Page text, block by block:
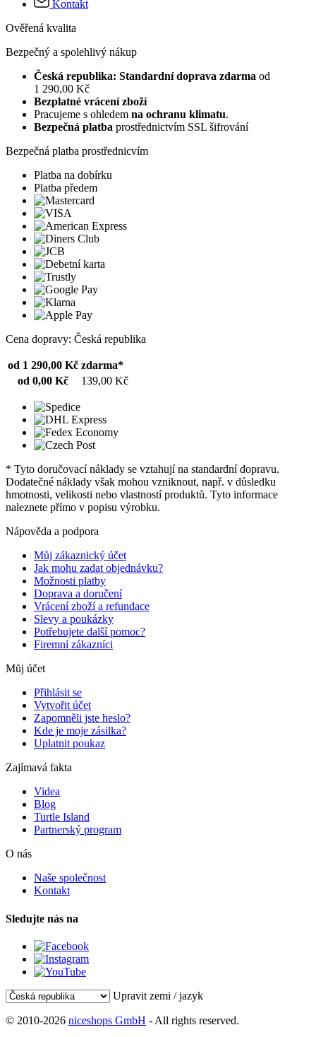
Kontakt
Ověřená kvalita
Bezpečný a spolehlivý nákup
Česká republika: Standardní doprava zdarma od
1 290,00 Kč
Bezplatné vrácení zboží
Pracujeme s ohledem na ochranu klimatu.
Bezpečná platba prostřednictvím SSL šifrování
Bezpečná platba prostřednicvím
Platba na dobírku
Platba předem
Cena dopravy: Česká republika
od 1 290,00 Kč zdarma*
od 0,00 Kč
139,00 Kč
* Tyto doručovací náklady se vztahují na standardní dopravu.
Dodatečné náklady však mohou vzniknout, např. v důsledku
hmotnosti, velikosti nebo vlastností produktů. Tyto informace
naleznete přímo v popisu výrobku.
Nápověda a podpora
Můj zákaznický účet
Jak mohu zadat objednávku?
Možnosti platby
Doprava a doručení
Vrácení zboží a refundace
Slevy a poukázky
Potřebujete další pomoc?
Firemní zákazníci
Můj účet
Přihlásit se
Vytvořit účet
Zapomněli jste heslo?
Kde je moje zásilka?
Uplatnit poukaz
Zajímavá fakta
Videa
Blog
Turtle Island
Partnerský program
O nás
Naše společnost
Kontakt
Sledujte nás na
Upravit zemi / jazyk
© 2010-2026 niceshops GmbH - All rights reserved.